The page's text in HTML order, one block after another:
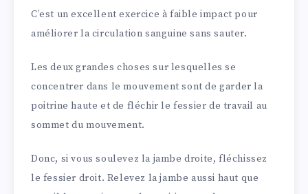
C’est un excellent exercice à faible impact pour
améliorer la circulation sanguine sans sauter.
Les deux grandes choses sur lesquelles se
concentrer dans le mouvement sont de garder la
poitrine haute et de fléchir le fessier de travail au
sommet du mouvement.
Donc, si vous soulevez la jambe droite, fléchissez
le fessier droit. Relevez la jambe aussi haut que